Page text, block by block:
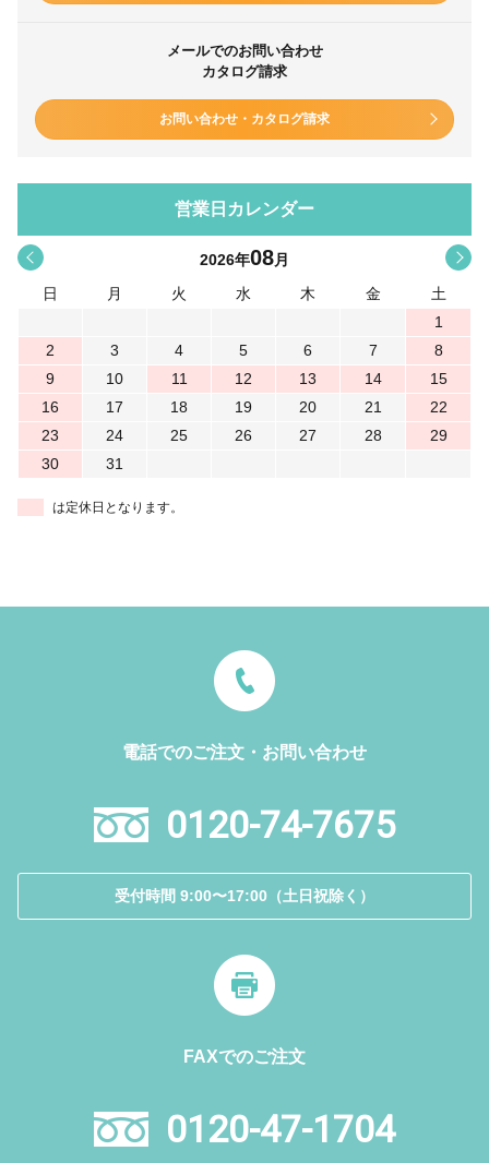
メールでのお問い合わせ
カタログ請求
お問い合わせ・カタログ請求
営業日カレンダー
< 2026年08月
日
月 火 水 木 金
土
1
2
3 4 5 6 7
8
9
10 11 12 13 14
15
16
17 18 19 20 21
22
23
24 25 26 27 28
29
30
31
は定休日となります。
電話でのご注文・お問い合わせ
0120-74-7675
受付時間 9:00〜17:00（土日祝除く）
FAXでのご注文
0120-47-1704